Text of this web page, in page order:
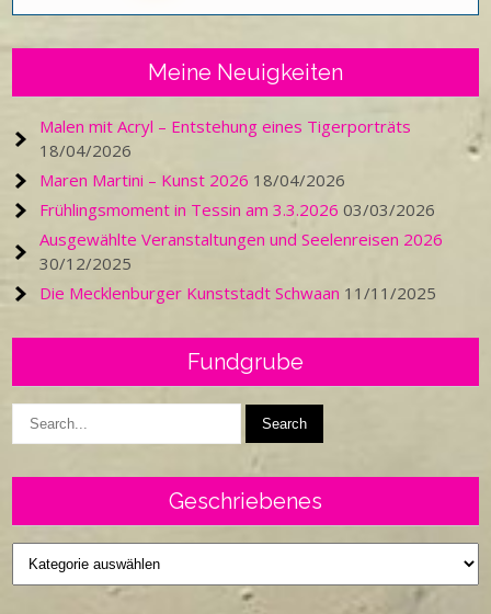
Meine Neuigkeiten
Malen mit Acryl – Entstehung eines Tigerporträts
18/04/2026
Maren Martini – Kunst 2026 18/04/2026
Frühlingsmoment in Tessin am 3.3.2026 03/03/2026
Ausgewählte Veranstaltungen und Seelenreisen 2026
30/12/2025
Die Mecklenburger Kunststadt Schwaan 11/11/2025
Fundgrube
Geschriebenes
Geschriebenes